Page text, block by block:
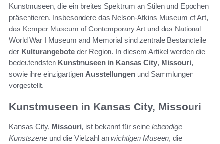
Kunstmuseen, die ein breites Spektrum an Stilen und Epochen
präsentieren. Insbesondere das Nelson-Atkins Museum of Art,
das Kemper Museum of Contemporary Art und das National
World War I Museum and Memorial sind zentrale Bestandteile
der Kulturangebote der Region. In diesem Artikel werden die
bedeutendsten Kunstmuseen in Kansas City, Missouri,
sowie ihre einzigartigen Ausstellungen und Sammlungen
vorgestellt.
Kunstmuseen in Kansas City, Missouri
Kansas City, Missouri, ist bekannt für seine lebendige
Kunstszene und die Vielzahl an wichtigen Museen, die